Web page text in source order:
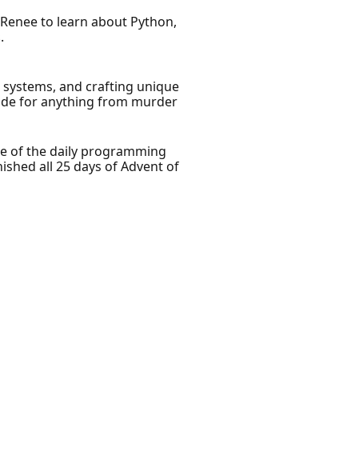
to learn about Python,
and crafting unique
for anything from murder
of the daily programming
all 25 days of Advent of